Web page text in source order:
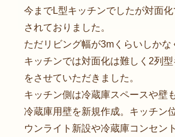
今までL型キッチンでしたが対面
されておりました。
ただリビング幅が3mくらいしかな
キッチンでは対面化は難しく2列
をさせていただきました。
キッチン側は冷蔵庫スペースや壁
冷蔵庫用壁を新規作成。キッチン
ウンライト新設や冷蔵庫コンセン